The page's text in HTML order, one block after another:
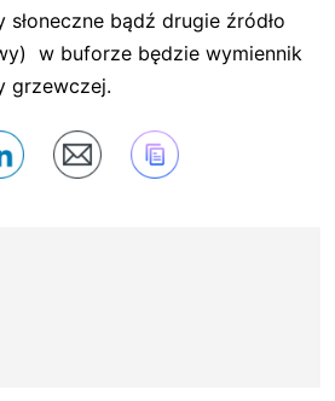
bądź drugie źródło
w buforze będzie wymiennik
grzewczej.